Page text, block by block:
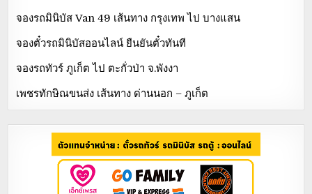
จองรถมินิบัส Van 49 เส้นทาง กรุงเทพ ไป บางแสน
จองตั๋วรถมินิบัสออนไลน์ ยืนยันตั๋วทันที
จองรถทัวร์ ภูเก็ต ไป ตะกั่วป่า จ.พังงา
เพชรทักษิณขนส่ง เส้นทาง ด่านนอก – ภูเก็ต